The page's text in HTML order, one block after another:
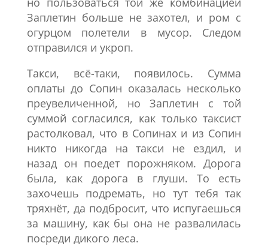
Заплетин больше не захотел, и ром с
огурцом полетели в мусор. Следом
отправился и укроп.
Такси, всё-таки, появилось. Сумма
оплаты до Сопин оказалась несколько
преувеличенной, но Заплетин с той
суммой согласился, как только таксист
растолковал, что в Сопинах и из Сопин
никто никогда на такси не ездил, и
назад он поедет порожняком. Дорога
была, как дорога в глуши. То есть
захочешь подремать, но тут тебя так
тряхнёт, да подбросит, что испугаешься
за машину, как бы она не развалилась
посреди дикого леса.